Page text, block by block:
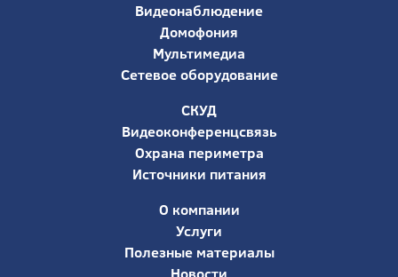
Видеонаблюдение
Домофония
Мультимедиа
Сетевое оборудование
СКУД
Видеоконференцсвязь
Охрана периметра
Источники питания
О компании
Услуги
Полезные материалы